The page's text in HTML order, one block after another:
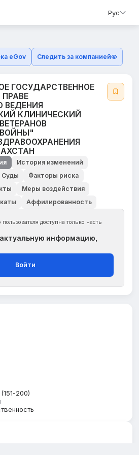
Рус
eGov Следить за компанией
ГОСУДАРСТВЕННОЕ
ВЕДЕНИЯ
КЛИНИЧЕСКИЙ
История изменений
Суды
Факторы риска
Меры воздействия
Аффилированность
доступна только часть
информацию,
Войти
200)